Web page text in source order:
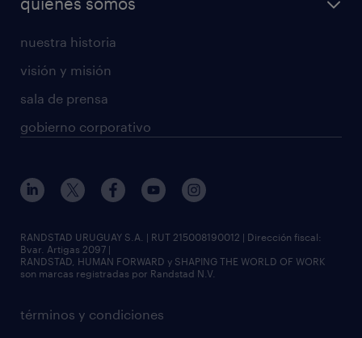
nuestra historia
visión y misión
sala de prensa
gobierno corporativo
términos y condiciones
RANDSTAD URUGUAY S.A. | RUT 215008190012 | Dirección fiscal:
Bvar. Artigas 2097 |
RANDSTAD, HUMAN FORWARD y SHAPING THE WORLD OF WORK
son marcas registradas por Randstad N.V.